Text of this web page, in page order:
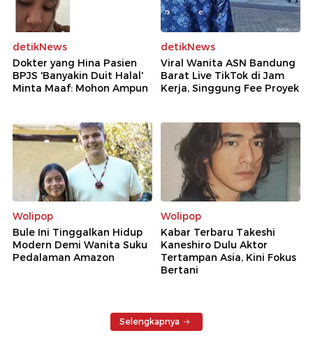
detikNews
Dokter yang Hina Pasien
BPJS 'Banyakin Duit Halal'
Minta Maaf: Mohon Ampun
detikNews
Viral Wanita ASN Bandung
Barat Live TikTok di Jam
Kerja, Singgung Fee Proyek
Wolipop
Bule Ini Tinggalkan Hidup
Modern Demi Wanita Suku
Pedalaman Amazon
Wolipop
Kabar Terbaru Takeshi
Kaneshiro Dulu Aktor
Tertampan Asia, Kini Fokus
Bertani
Selengkapnya